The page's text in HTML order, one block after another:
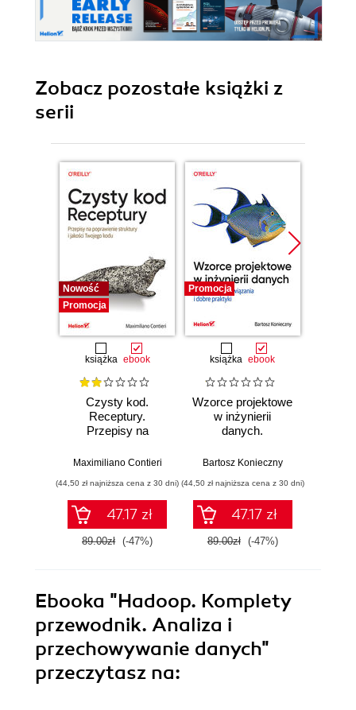
Zobacz pozostałe książki z
serii
Nowość
Promocja
książka ebook
Czysty kod.
Receptury.
Przepisy na
struktury i jakości
Maximiliano Contieri
(44,50 zł najniższa cena z 30 dni)
47.17 zł
89.00zł (-47%)
Promocja
książka ebook
Wzorce projektowe
w inżynierii
danych.
rozwiązania i dobre
Bartosz Konieczny
(44,50 zł najniższa cena z 30 dni)
47.17 zł
89.00zł (-47%)
Ebooka "Hadoop. Komplety
przewodnik. Analiza i
przechowywanie danych"
przeczytasz na: